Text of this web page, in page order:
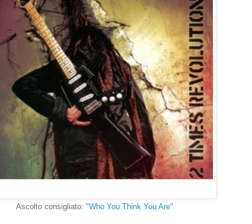
Ascolto consigliato: "Who You Think You Are"